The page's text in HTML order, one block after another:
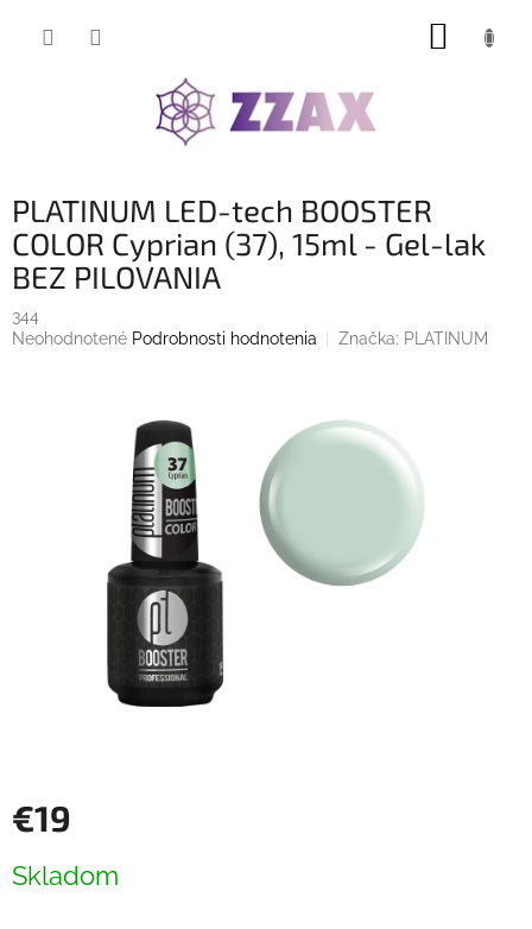
PLATINUM LED-tech BOOSTER
COLOR Cyprian (37), 15ml - Gel-lak
BEZ PILOVANIA
344
Priemerné
Neohodnotené Podrobnosti hodnotenia Značka: PLATINUM
€19
cena:
Skladom